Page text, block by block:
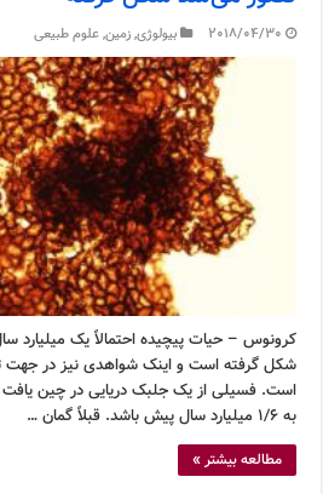
2018/04/30 بیولوژی,زمین,علوم طبیعی
کرونوس – حیات پیچیده احتمالاً یک میلیارد
شکل گرفته است و اینک شواهدی نیز در جهت
است. فسیلی از یک جلبک دریایی در چین
به ۱/۶ میلیارد سال پیش باشد. قبلاً گمان …
مطالعه بیشتر »